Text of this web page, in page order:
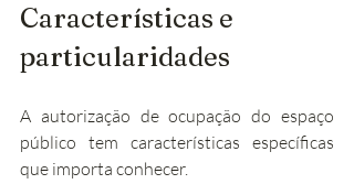
Características e
particularidades
A autorização de ocupação do espaço
público tem características específicas
que importa conhecer.